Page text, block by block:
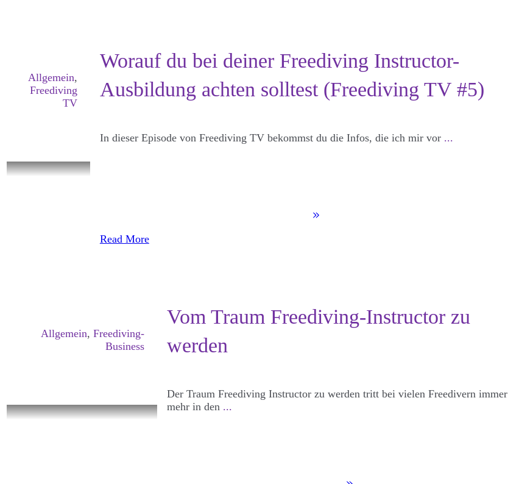
Allgemein,
Freediving
TV
Worauf du bei deiner Freediving Instructor-
Ausbildung achten solltest (Freediving TV #5)
In dieser Episode von Freediving TV bekommst du die Infos, die ich mir vor ...
Read More
Allgemein, Freediving-
Business
Vom Traum Freediving-Instructor zu
werden
Der Traum Freediving Instructor zu werden tritt bei vielen Freedivern immer
mehr in den ...